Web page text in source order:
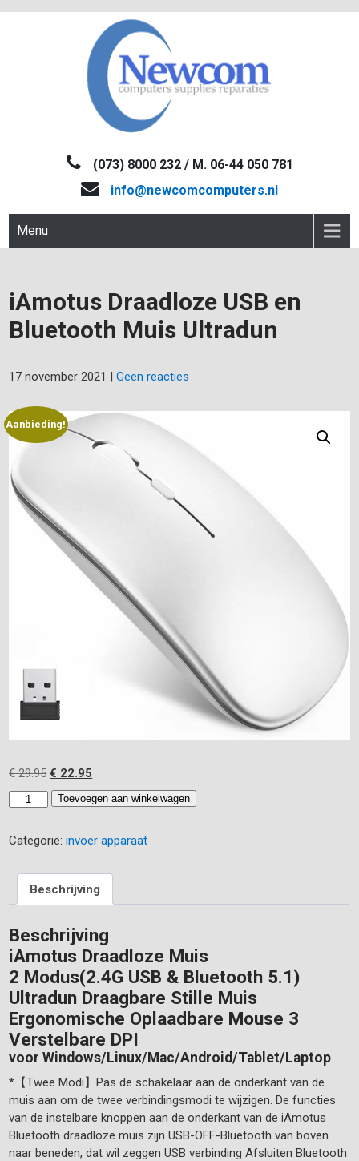
NEWCOM(073) 8000 232 / M. 06-44 050 781
info@newcomcomputers.nl
Menu
iAmotus Draadloze USB en
Bluetooth Muis Ultradun
17 november 2021 |Geen reacties
Aanbieding!
€29.95 Oorspronkelijke
prijs
was:
€ 22.95
prijs
is:
iAmotus
USB
Muis
Ultradun
Toevoegen aan winkelwagen
Categorie:invoer apparaat
Beschrijving
Beschrijving
iAmotus Draadloze Muis
2 Modus(2.4G USB & Bluetooth 5.1)
Ultradun Draagbare Stille Muis
Ergonomische Oplaadbare Mouse 3
Verstelbare DPI
voor Windows/Linux/Mac/Android/Tablet/Laptop
*【Twee Modi】Pas de schakelaar aan de onderkant van de
muis aan om de twee verbindingsmodi te wijzigen. De functies
van de instelbare knoppen aan de onderkant van de iAmotus
Bluetooth draadloze muis zijn USB-OFF-Bluetooth van boven
naar beneden, dat wil zeggen USB verbinding Afsluiten Bluetooth